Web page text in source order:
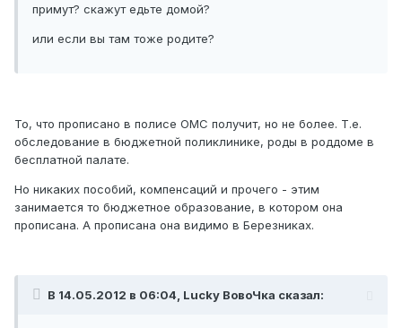
примут? скажут едьте домой?
или если вы там тоже родите?
То, что прописано в полисе ОМС получит, но не более. Т.е.
обследование в бюджетной поликлинике, роды в роддоме в
бесплатной палате.
Но никаких пособий, компенсаций и прочего - этим
занимается то бюджетное образование, в котором она
прописана. А прописана она видимо в Березниках.
В 14.05.2012 в 06:04, Lucky ВовоЧка сказал: